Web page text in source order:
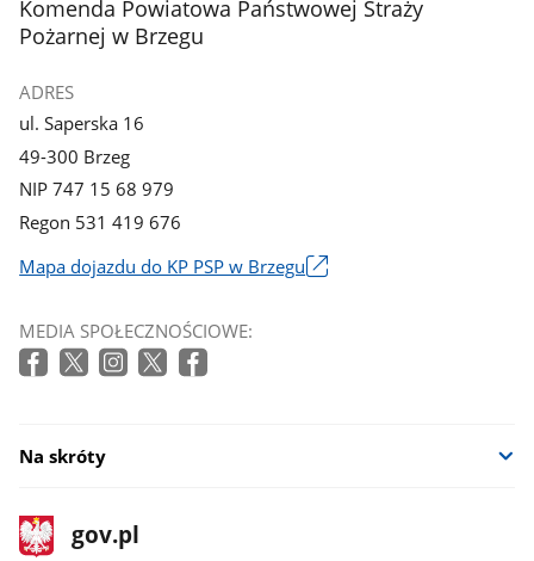
stopka
Komenda Powiatowa Państwowej Straży
Pożarnej w Brzegu
ADRES
ul. Saperska 16
49-300 Brzeg
NIP 747 15 68 979
Regon 531 419 676
Mapa dojazdu do KP PSP w Brzegu
się
w
MEDIA SPOŁECZNOŚCIOWE:
Na skróty
stopka
gov.pl
Strona
gov.pl